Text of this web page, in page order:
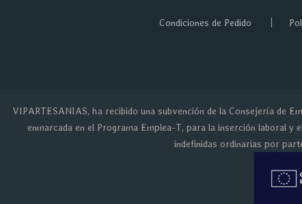
Condiciones de Pedido
VIPARTESANIAS, ha recibido una subvención de la Consejería de
enmarcada en el Programa Emplea-T, para la inserción laboral y
indefinidas ordinarias por